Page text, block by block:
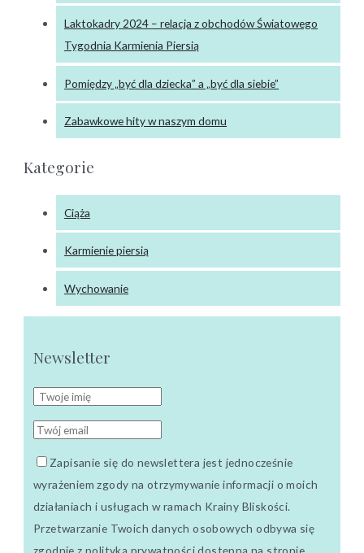
Laktokadry 2024 – relacja z obchodów Światowego
Tygodnia Karmienia Piersią
Pomiędzy „być dla dziecka” a „być dla siebie”
Zabawkowe hity w naszym domu
Kategorie
Ciąża
Karmienie piersią
Wychowanie
Newsletter
Zapisanie się do newslettera jest jednocześnie
wyrażeniem zgody na otrzymywanie informacji o moich
działaniach i usługach w ramach Krainy Bliskości.
Przetwarzanie Twoich danych osobowych odbywa się